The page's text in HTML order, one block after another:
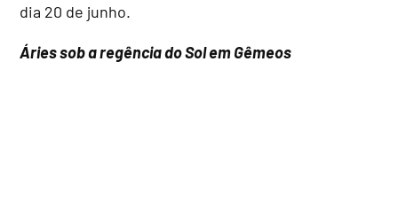
dia 20 de junho.
Áries sob a regência do Sol em Gêmeos